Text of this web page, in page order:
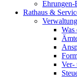
Ehrungen-
Rathaus &
Verwaltung
Was
Ver-